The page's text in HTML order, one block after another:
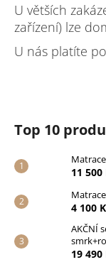
U větších
zařízení) lze
U nás platíte
Top 10
11 500
4 100
AKČNÍ
19 490